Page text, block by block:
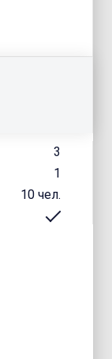
3
1
10 чел.